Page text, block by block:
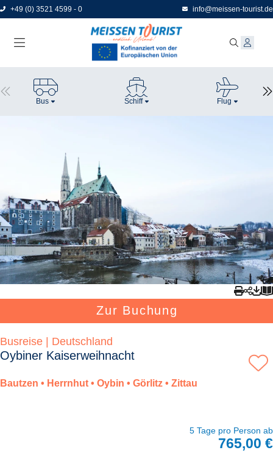
Direkt
zum
+49 (0) 3521 4599 - 0 info@meissen-tourist.de
Bus Schiff Flug
Zur Buchung
Busreise | Deutschland
Oybiner Kaiserweihnacht
Bautzen • Herrnhut • Oybin • Görlitz • Zittau
5 Tage pro Person ab
765,00 €